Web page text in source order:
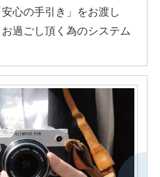
心の手引き」をお渡し
過ごし頂く為のシステム